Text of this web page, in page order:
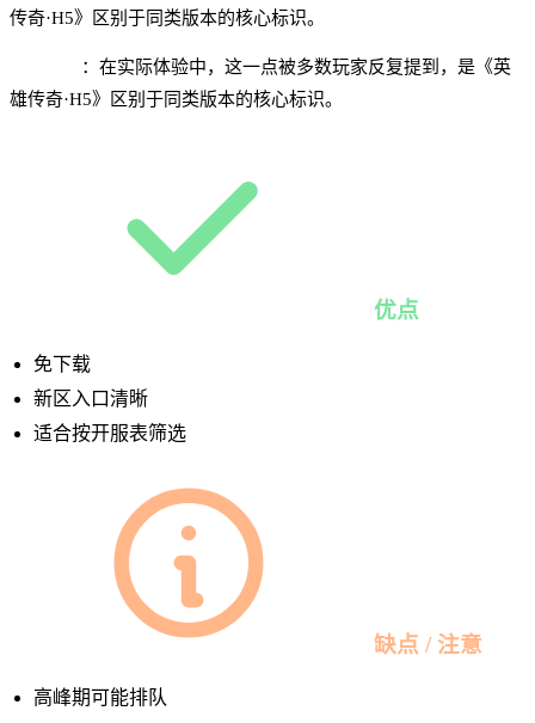
传奇·H5》区别于同类版本的核心标识。
：在实际体验中，这一点被多数玩家反复提到，是《英
雄传奇·H5》区别于同类版本的核心标识。
优点
免下载
新区入口清晰
适合按开服表筛选
缺点 / 注意
高峰期可能排队